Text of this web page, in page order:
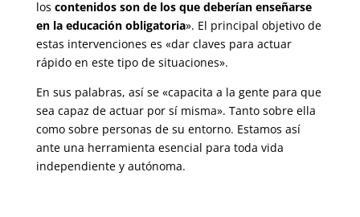
los contenidos son de los que deberían enseñarse
en la educación obligatoria». El principal objetivo de
estas intervenciones es «dar claves para actuar
rápido en este tipo de situaciones».
En sus palabras, así se «capacita a la gente para que
sea capaz de actuar por sí misma». Tanto sobre ella
como sobre personas de su entorno. Estamos así
ante una herramienta esencial para toda vida
independiente y autónoma.